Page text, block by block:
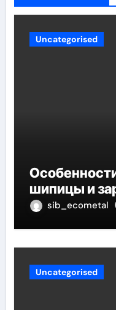
Uncategorised
шипицы и
sib_ecometal
Uncategorised